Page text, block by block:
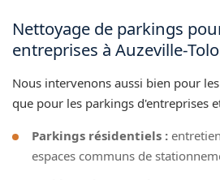
Nettoyage de parkings
entreprises à Auzeville-
Nous intervenons aussi bien pour
que pour les parkings d'entreprises
Parkings résidentiels :
espaces communs de